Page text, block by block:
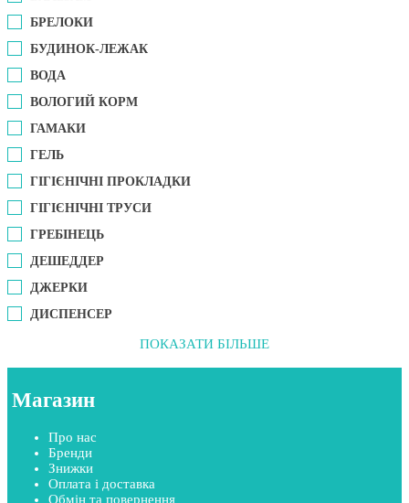
БРЕЛОКИ
БУДИНОК-ЛЕЖАК
ВОДА
ВОЛОГИЙ КОРМ
ГАМАКИ
ГЕЛЬ
ГІГІЄНІЧНІ ПРОКЛАДКИ
ГІГІЄНІЧНІ ТРУСИ
ГРЕБІНЕЦЬ
ДЕШЕДДЕР
ДЖЕРКИ
ДИСПЕНСЕР
ПОКАЗАТИ БІЛЬШЕ
Магазин
Про нас
Бренди
Знижки
Оплата і доставка
Обмін та повернення